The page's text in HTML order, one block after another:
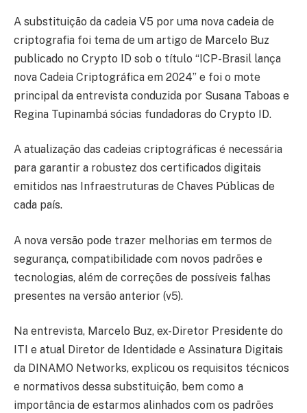
A substituição da cadeia V5 por uma nova cadeia de
criptografia foi tema de um artigo de Marcelo Buz
publicado no Crypto ID sob o título “ICP-Brasil lança
nova Cadeia Criptográfica em 2024” e foi o mote
principal da entrevista conduzida por Susana Taboas e
Regina Tupinambá sócias fundadoras do Crypto ID.
A atualização das cadeias criptográficas é necessária
para garantir a robustez dos certificados digitais
emitidos nas Infraestruturas de Chaves Públicas de
cada país.
A nova versão pode trazer melhorias em termos de
segurança, compatibilidade com novos padrões e
tecnologias, além de correções de possíveis falhas
presentes na versão anterior (v5).
Na entrevista, Marcelo Buz, ex-Diretor Presidente do
ITI e atual Diretor de Identidade e Assinatura Digitais
da DINAMO Networks, explicou os requisitos técnicos
e normativos dessa substituição, bem como a
importância de estarmos alinhados com os padrões